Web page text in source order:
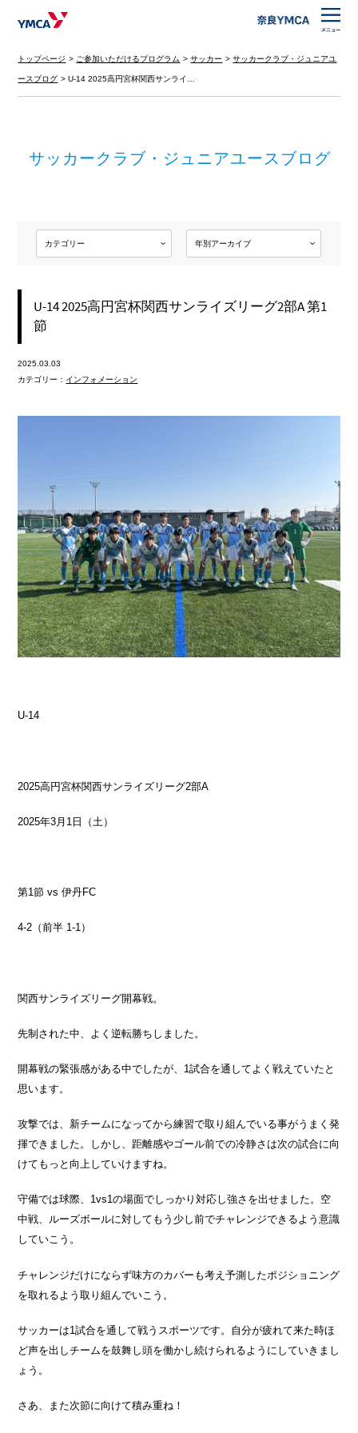
トップページ ご参加いただけるプログラム サッカー サッカークラブ・ジュニアユ
ースブログ U-14 2025高円宮杯関西サンライ…
サッカークラブ・ジュニアユースブログ
U-14 2025高円宮杯関西サンライズリーグ2部A 第1
節
2025.03.03
カテゴリー： インフォメーション
U-14
2025高円宮杯関西サンライズリーグ2部A
2025年3月1日（土）
第1節 vs 伊丹FC
4-2（前半 1-1）
関西サンライズリーグ開幕戦。
先制された中、よく逆転勝ちしました。
開幕戦の緊張感がある中でしたが、1試合を通してよく戦えていたと
思います。
攻撃では、新チームになってから練習で取り組んでいる事がうまく発
揮できました。しかし、距離感やゴール前での冷静さは次の試合に向
けてもっと向上していけますね。
守備では球際、1vs1の場面でしっかり対応し強さを出せました。空
中戦、ルーズボールに対してもう少し前でチャレンジできるよう意識
していこう。
チャレンジだけにならず味方のカバーも考え予測したポジショニング
を取れるよう取り組んでいこう。
サッカーは1試合を通して戦うスポーツです。自分が疲れて来た時ほ
ど声を出しチームを鼓舞し頭を働かし続けられるようにしていきまし
ょう。
さあ、また次節に向けて積み重ね！